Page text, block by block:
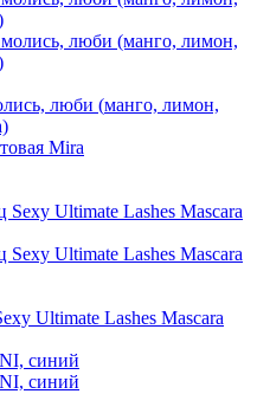
люби (манго, лимон,
Ultimate Lashes Mascara